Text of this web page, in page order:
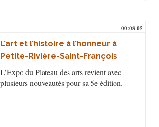
00:08:05
L’art et l’histoire à l’honneur à
Petite-Rivière-Saint-François
L’Expo du Plateau des arts revient avec
plusieurs nouveautés pour sa 5e édition.